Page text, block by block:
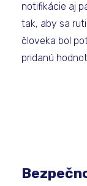
notifikácie aj
tak, aby sa
človeka bol
pridanú